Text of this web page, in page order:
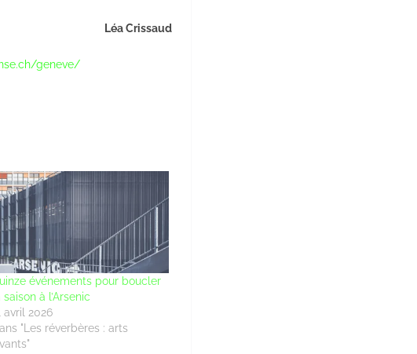
Léa Crissaud
geneve/
événements pour boucler
saison à l’Arsenic
avril 2026
"Les réverbères : arts